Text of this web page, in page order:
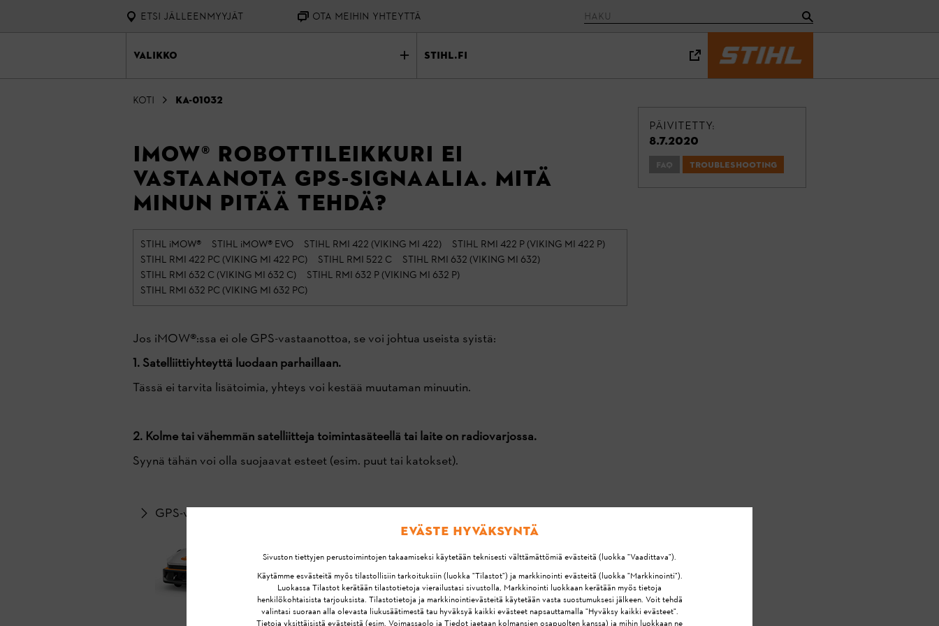
ETSI JÄLLEENMYYJÄT OTA MEIHIN YHTEYTTÄ
Valikko stihl.fi
Koti KA-01032
iMOW® robottileikkuri ei
vastaanota GPS-signaalia. Mitä
minun pitää tehdä?
STIHL iMOW® STIHL iMOW® EVO STIHL RMI 422 (VIKING MI 422)
STIHL RMI 422 P (VIKING MI 422 P)
STIHL RMI 422 PC (VIKING MI 422 PC)
STIHL RMI 522 C
STIHL RMI 632 (VIKING MI 632)
STIHL RMI 632 C (VIKING MI 632 C)
STIHL RMI 632 P (VIKING MI 632 P)
STIHL RMI 632 PC (VIKING MI 632 PC)
PÄIVITETTY:
8.7.2020
FAQ Troubleshooting
Jos iMOW®:ssa ei ole GPS-vastaanottoa, se voi johtua useista syistä:
1. Satelliittiyhteyttä luodaan parhaillaan.
Tässä ei tarvita lisätoimia, yhteys voi kestää muutaman minuutin.
2. Kolme tai vähemmän satelliitteja toimintasäteellä tai laite on radiovarjossa.
Syynä tähän voi olla suojaavat esteet (esim. puut tai katokset).
GPS-vastaanotto iMOW®:ssa
Eväste hyväksyntä
Sivuston tiettyjen perustoimintojen takaamiseksi käytetään teknisesti välttämättömiä evästeitä (luokka "Vaadittava").
Käytämme esvästeitä myös tilastollisiin tarkoituksiin (luokka "Tilastot") ja markkinointi evästeitä (luokka "Markkinointi").
Luokassa Tilastot kerätään tilastotietoja vierailustasi sivustolla, Markkinointi luokkaan kerätään myös tietoja
henkilökohtaisista tarjouksista. Tilastotietoja ja markkinointievästeitä käytetään vasta suostumuksesi jälkeen. Voit tehdä
valintasi suoraan alla olevasta liukusäätimestä tau hyväksyä kaikki evästeet napsauttamalla "Hyväksy kaikki evästeet".
Tietoja yksittäisistä evästeistä (esim. Voimassaolo ja Tiedot jaetaan kolmansien osapuolten kanssa) ja mihin luokkaan ne